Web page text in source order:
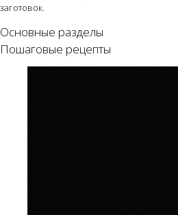
заготовок.
Основные разделы
Пошаговые рецепты